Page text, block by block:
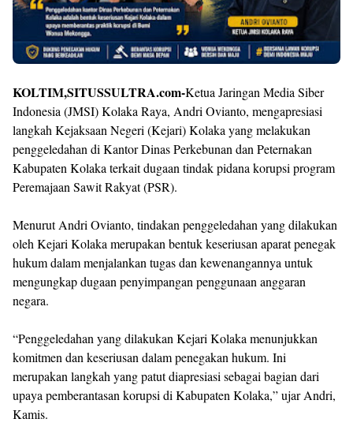
KOLTIM,SITUSSULTRA.com-Ketua Jaringan Media Siber
Indonesia (JMSI) Kolaka Raya, Andri Ovianto, mengapresiasi
langkah Kejaksaan Negeri (Kejari) Kolaka yang melakukan
penggeledahan di Kantor Dinas Perkebunan dan Peternakan
Kabupaten Kolaka terkait dugaan tindak pidana korupsi program
Peremajaan Sawit Rakyat (PSR).
Menurut Andri Ovianto, tindakan penggeledahan yang dilakukan
oleh Kejari Kolaka merupakan bentuk keseriusan aparat penegak
hukum dalam menjalankan tugas dan kewenangannya untuk
mengungkap dugaan penyimpangan penggunaan anggaran
negara.
“Penggeledahan yang dilakukan Kejari Kolaka menunjukkan
komitmen dan keseriusan dalam penegakan hukum. Ini
merupakan langkah yang patut diapresiasi sebagai bagian dari
upaya pemberantasan korupsi di Kabupaten Kolaka,” ujar Andri,
Kamis.